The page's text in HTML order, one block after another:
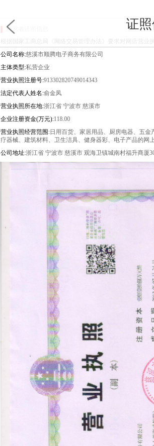
证
经营者证照信息
根据国家工商总局《网络交易管理办法》要求对网店营业
公司名称:慈溪市顺腾电子商务有限公司
主体类型:私营企业
营业执照注册号:913302820749014343
法定代表人姓名:俞金凤
营业执照所在地:浙江省 宁波市 慈溪市
企业注册资金(万元):118.00
营业执照经营范围:日用百货、家居用品、厨房电器、五
疗器械、建筑材料、卫生洁具、健身器彩、电子产品的网
公司地址:浙江省 宁波市 慈溪市 观海卫镇城南村福升商厦